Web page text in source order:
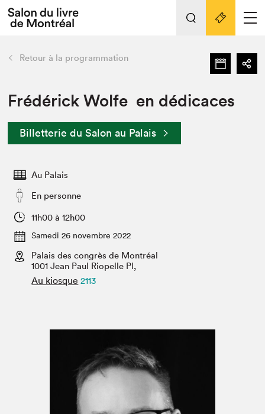
Espace exposant⋅e⋅s
Espace enseignant·e·s
Espace médias
L'événement
Préparer sa visite au Salon
Actualités
SLM PRO
retour Nos activités
Préparer sa visite
Salon dans la ville et en ligne
Projets partenaires
Liens pratiques
Retour à la programmation
Frédérick Wolfe en dédicaces
Billetterie du Salon au Palais
Au Palais
En personne
11h00 à 12h00
Samedi 26 novembre 2022
Palais des congrès de Montréal
1001 Jean Paul Riopelle Pl,
Au kiosque 2113